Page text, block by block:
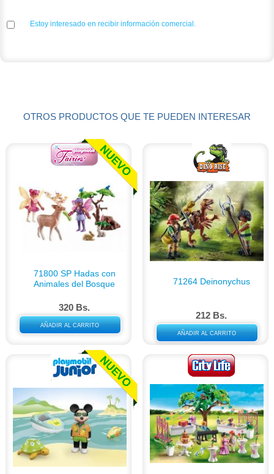
Estoy interesado en recibir información comercial.
OTROS PRODUCTOS QUE TE PUEDEN INTERESAR
71800 SP Hadas con
Animales del Bosque
320 Bs.
AÑADIR AL CARRITO
71264 Deinonychus
212 Bs.
AÑADIR AL CARRITO